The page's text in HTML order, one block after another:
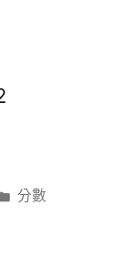
分
分數